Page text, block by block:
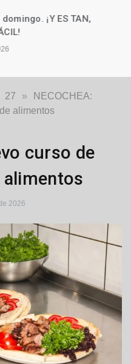
¡Y ES TAN,
27 »
NECOCHEA:
alimentos
curso de
alimentos
2026